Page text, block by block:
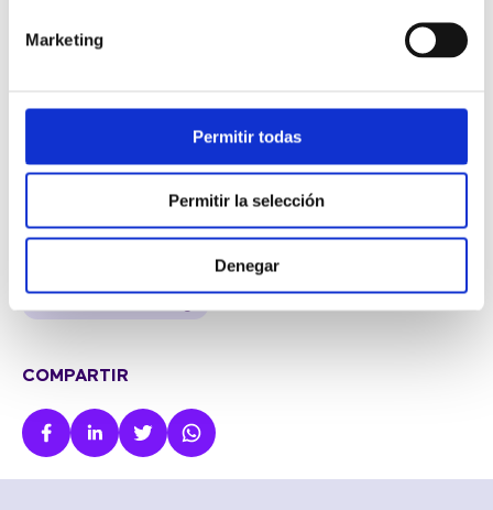
Marketing
Permitir todas
Permitir la selección
Denegar
BLOG
Altres Atenció al client
Notícies
Sistemes de telefonia empresarial
COMPARTIR